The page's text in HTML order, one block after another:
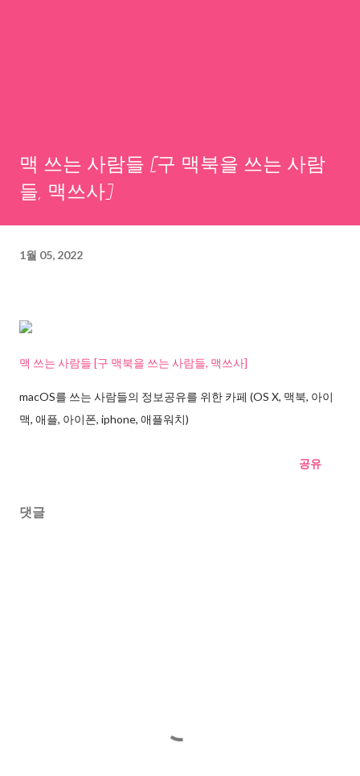
맥 쓰는 사람들 [구 맥북을 쓰는 사람
들, 맥쓰사]
1월 05, 2022
맥 쓰는 사람들 [구 맥북을 쓰는 사람들, 맥쓰사]
macOS를 쓰는 사람들의 정보공유를 위한 카페 (OS X, 맥북, 아이
맥, 애플, 아이폰, iphone, 애플워치)
공유
댓글